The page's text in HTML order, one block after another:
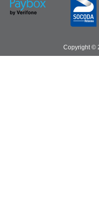
Copyright ©